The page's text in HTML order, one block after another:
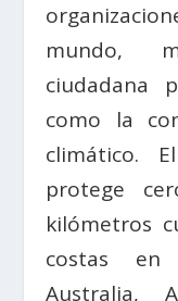
mundo,
ciudadana
como la
climático.
protege
kilómetros
costas en
Australia,